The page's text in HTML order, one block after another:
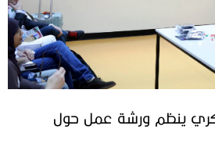
ينظم ورشة عمل حول